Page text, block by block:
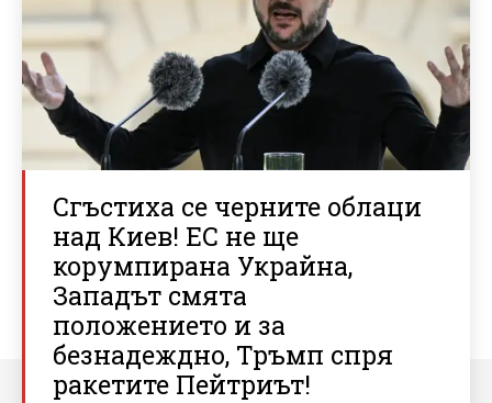
Сгъстиха се черните облаци
над Киев! ЕС не ще
корумпирана Украйна,
Западът смята
положението и за
безнадеждно, Тръмп спря
ракетите Пейтриът!